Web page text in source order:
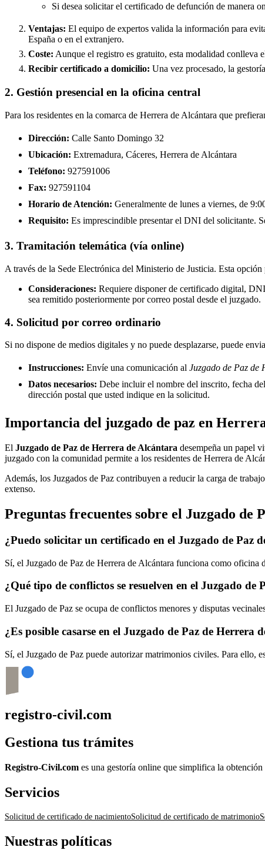
Si desea solicitar el certificado de defunción de manera
Ventajas: El equipo de expertos valida la información para
España o en el extranjero.
Coste: Aunque el registro es gratuito, esta modalidad
Recibir certificado a domicilio: Una vez procesado, la
2. Gestión presencial en la oficina central
Para los residentes en la comarca de Herrera de Alcántara que
Dirección: Calle Santo Domingo 32
Ubicación: Extremadura, Cáceres, Herrera de Alcántara
Teléfono: 927591006
Fax: 927591104
Horario de Atención: Generalmente de lunes a viernes, de
Requisito: Es imprescindible presentar el DNI del solicitante.
3. Tramitación telemática (vía online)
A través de la Sede Electrónica del Ministerio de Justicia. Esta
Consideraciones: Requiere disponer de certificado digital,
sea remitido posteriormente por correo postal desde el juzgado.
4. Solicitud por correo ordinario
Si no dispone de medios digitales y no puede desplazarse, puede
Instrucciones: Envíe una comunicación al Juzgado de Paz
Datos necesarios: Debe incluir el nombre del inscrito, fecha
dirección postal que usted indique en la solicitud.
Importancia del juzgado de paz en
El Juzgado de Paz de Herrera de Alcántara desempeña un papel
juzgado con la comunidad permite a los residentes de Herrera de
Además, los Juzgados de Paz contribuyen a reducir la carga de
extenso.
Preguntas frecuentes sobre el Juzgado de
¿Puedo solicitar un certificado en el Juzgado de Paz
Sí, el Juzgado de Paz de Herrera de Alcántara funciona como oficina
¿Qué tipo de conflictos se resuelven en el Juzgado de
El Juzgado de Paz se ocupa de conflictos menores y disputas
¿Es posible casarse en el Juzgado de Paz de Herrera
Sí, el Juzgado de Paz puede autorizar matrimonios civiles. Para ello,
registro-civil.com
Gestiona tus trámites
Registro-Civil.com es una gestoría online que simplifica la
Servicios
Solicitud de certificado de nacimientoSolicitud de certificado de matrimonio
Nuestras políticas